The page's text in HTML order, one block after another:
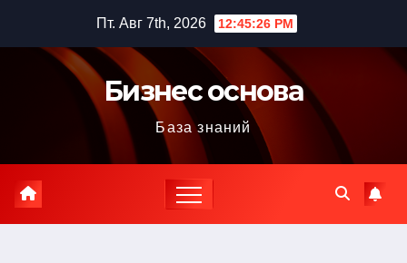
содержимому
Пт. Авг 7th, 2026 12:45:27 PM
Бизнес основа
База знаний